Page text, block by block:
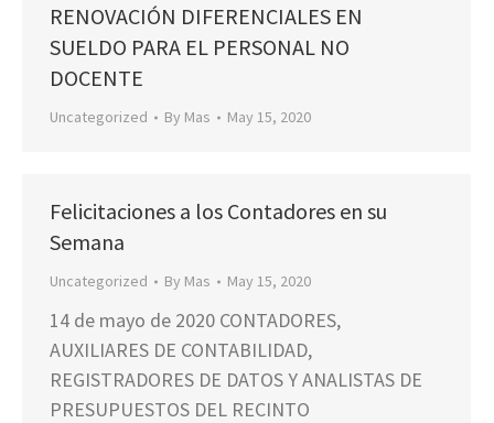
RENOVACIÓN DIFERENCIALES EN
SUELDO PARA EL PERSONAL NO
DOCENTE
Uncategorized By Mas May 15, 2020
Felicitaciones a los Contadores en su
Semana
Uncategorized By Mas May 15, 2020
14 de mayo de 2020 CONTADORES,
AUXILIARES DE CONTABILIDAD,
REGISTRADORES DE DATOS Y ANALISTAS DE
PRESUPUESTOS DEL RECINTO